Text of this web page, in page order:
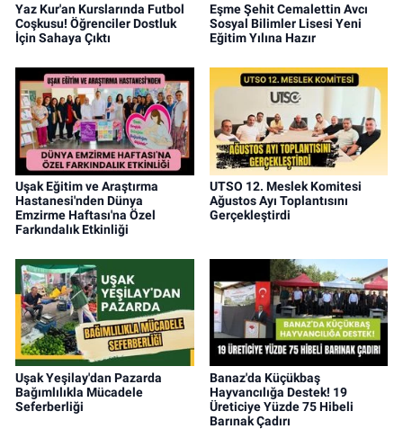
Yaz Kur'an Kurslarında Futbol
Coşkusu! Öğrenciler Dostluk
İçin Sahaya Çıktı
Eşme Şehit Cemalettin Avcı
Sosyal Bilimler Lisesi Yeni
Eğitim Yılına Hazır
Uşak Eğitim ve Araştırma
Hastanesi'nden Dünya
Emzirme Haftası'na Özel
Farkındalık Etkinliği
UTSO 12. Meslek Komitesi
Ağustos Ayı Toplantısını
Gerçekleştirdi
Uşak Yeşilay'dan Pazarda
Bağımlılıkla Mücadele
Seferberliği
Banaz'da Küçükbaş
Hayvancılığa Destek! 19
Üreticiye Yüzde 75 Hibeli
Barınak Çadırı